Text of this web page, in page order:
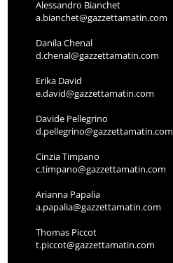
Alessandro Bianchet
a.bianchet@gazzettamatin.com
Danila Chenal
d.chenal@gazzettamatin.com
Erika David
e.david@gazzettamatin.com
Davide Pellegrino
d.pellegrino@gazzettamatin.com
Cinzia Timpano
c.timpano@gazzettamatin.com
Arianna Papalia
a.papalia@gazzettamatin.com
Thomas Piccot
t.piccot@gazzettamatin.com